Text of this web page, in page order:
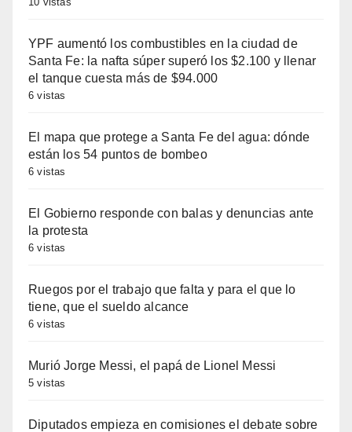
YPF aumentó los combustibles en la ciudad de
Santa Fe: la nafta súper superó los $2.100 y llenar
el tanque cuesta más de $94.000
6 vistas
El mapa que protege a Santa Fe del agua: dónde
están los 54 puntos de bombeo
6 vistas
El Gobierno responde con balas y denuncias ante
la protesta
6 vistas
Ruegos por el trabajo que falta y para el que lo
tiene, que el sueldo alcance
6 vistas
Murió Jorge Messi, el papá de Lionel Messi
5 vistas
Diputados empieza en comisiones el debate sobre